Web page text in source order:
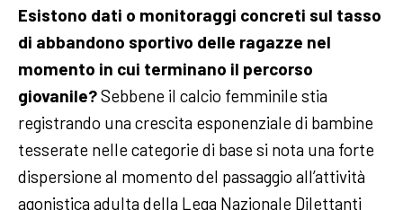
Esistono dati o monitoraggi concreti sul tasso
di abbandono sportivo delle ragazze nel
momento in cui terminano il percorso
giovanile?Sebbene il calcio femminile stia
registrando una crescita esponenziale di bambine
tesserate nelle categorie di base si nota una forte
dispersione al momento del passaggio all’attività
agonistica adulta della Lega Nazionale Dilettanti